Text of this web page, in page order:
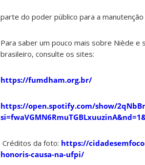
parte do poder público para a
Para saber um pouco mais sobre Niède e
brasileiro, consulte os sites:
https://fumdham.org.br/
https://open.spotify.com/show/
Créditos da foto: https://
honoris-causa-na-ufpi/